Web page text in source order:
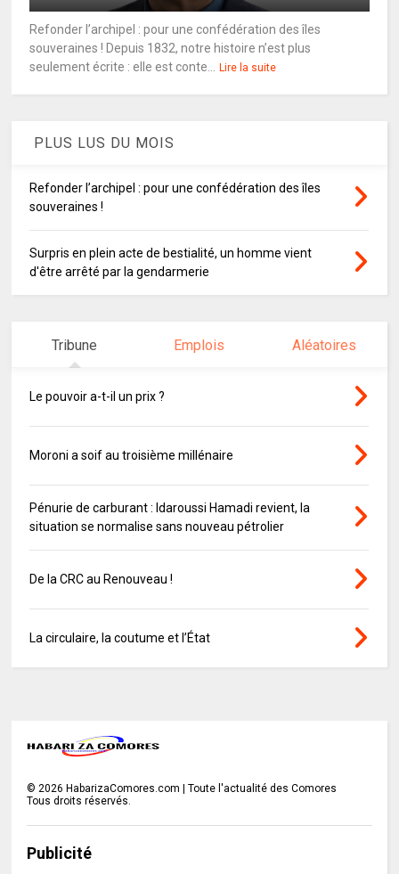
Refonder l’archipel : pour une confédération des îles
souveraines ! Depuis 1832, notre histoire n’est plus
seulement écrite : elle est conte... Lire la suite
PLUS LUS DU MOIS
Refonder l’archipel : pour une confédération des îles
souveraines !
Surpris en plein acte de bestialité, un homme vient
d'être arrêté par la gendarmerie
Tribune Emplois Aléatoires
Le pouvoir a-t-il un prix ?
Moroni a soif au troisième millénaire
Pénurie de carburant : Idaroussi Hamadi revient, la
situation se normalise sans nouveau pétrolier
De la CRC au Renouveau !
La circulaire, la coutume et l’État
©2026 HabarizaComores.com | Toute l'actualité des Comores
Tous droits réservés.
Publicité